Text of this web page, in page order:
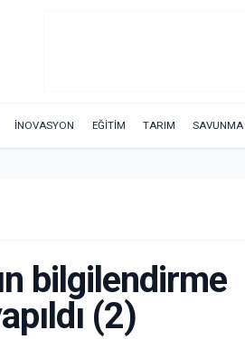
İNOVASYON EĞİTİM TARIM SAVUNMA
bilgilendirme
(2)